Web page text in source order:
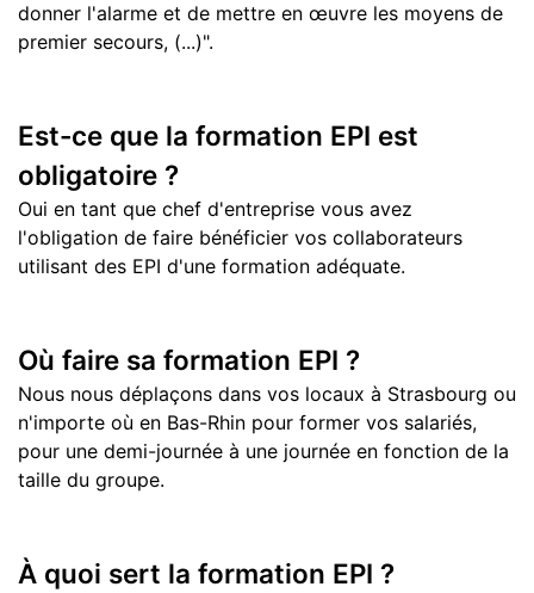
donner l'alarme et de mettre en œuvre les moyens de
premier secours, (...)".
Est-ce que la formation EPI est
obligatoire ?
Oui en tant que chef d'entreprise vous avez
l'obligation de faire bénéficier vos collaborateurs
utilisant des EPI d'une formation adéquate.
Où faire sa formation EPI ?
Nous nous déplaçons dans vos locaux à Strasbourg ou
n'importe où en Bas-Rhin pour former vos salariés,
pour une demi-journée à une journée en fonction de la
taille du groupe.
À quoi sert la formation EPI ?